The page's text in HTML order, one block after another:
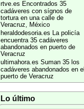
rtve.es Encontrados 35
cadáveres con sígnos de
tortura en una calle de
Veracruz, México
heraldodesoria.es La policía
encuentra 35 cadáveres
abandonados en puerto de
Veracruz
ultimahora.es Suman 35 los
cadáveres abandonados en el
puerto de Veracruz
Lo último